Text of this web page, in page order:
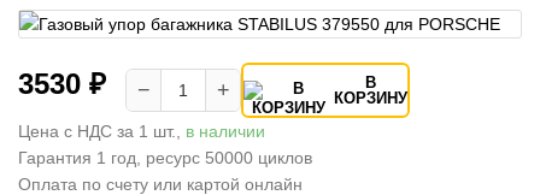
3530 ₽ − +
В
КОРЗИНУ
Цена с НДС за 1 шт., в наличии
Гарантия 1 год, ресурс 50000 циклов
Оплата по счету или картой онлайн